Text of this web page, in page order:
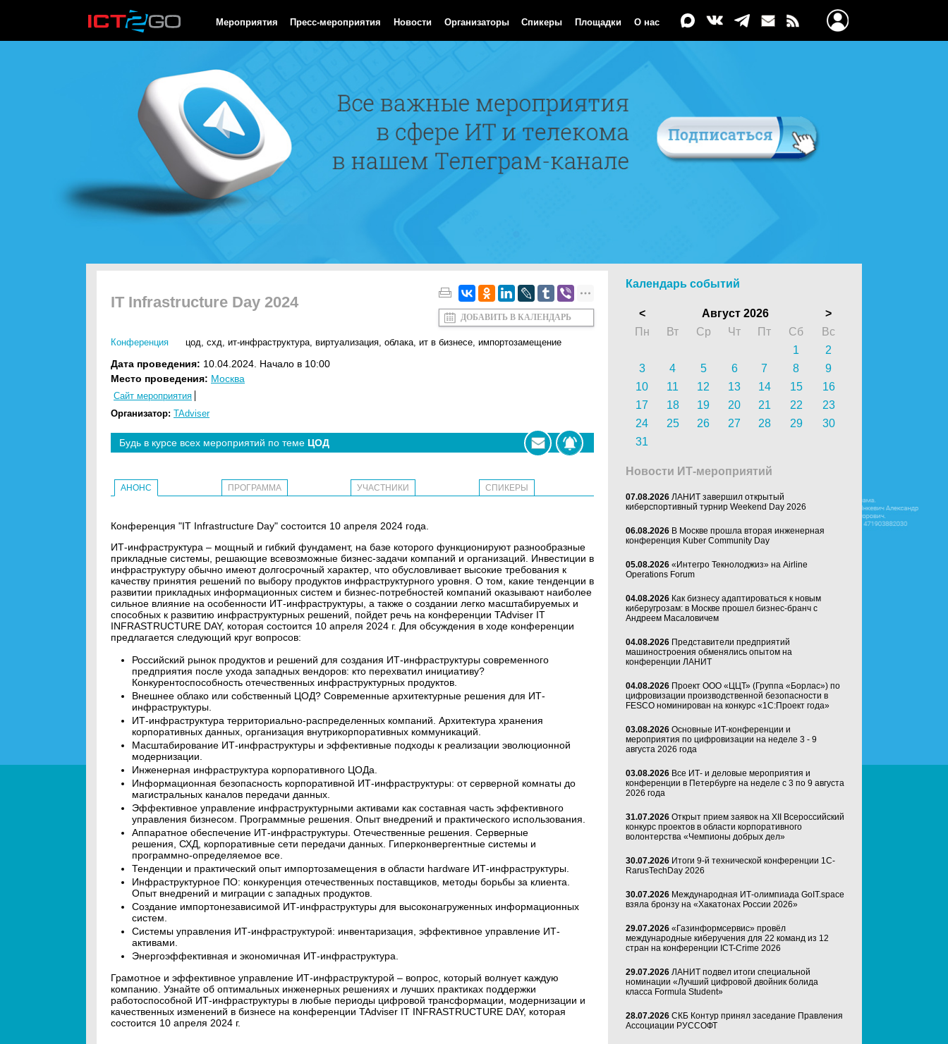
Мероприятия Пресс-мероприятия Новости Организаторы Спикеры Площадки О нас
IT Infrastructure Day 2024
ДОБАВИТЬ В КАЛЕНДАРЬ
Конференция цод, схд, ит-инфраструктура, виртуализация, облака, ит в бизнесе, импортозамещение
Дата проведения: 10.04.2024. Начало в 10:00
Место проведения: Москва
Сайт мероприятия
Организатор: TAdviser
Будь в курсе всех мероприятий по теме ЦОД
АНОНС ПРОГРАММА УЧАСТНИКИ СПИКЕРЫ
Конференция "IT Infrastructure Day" состоится 10 апреля 2024 года.
ИТ-инфраструктура – мощный и гибкий фундамент, на базе которого функционируют разнообразные
прикладные системы, решающие всевозможные бизнес-задачи компаний и организаций. Инвестиции в
инфраструктуру обычно имеют долгосрочный характер, что обусловливает высокие требования к
качеству принятия решений по выбору продуктов инфраструктурного уровня. О том, какие тенденции в
развитии прикладных информационных систем и бизнес-потребностей компаний оказывают наиболее
сильное влияние на особенности ИТ-инфраструктуры, а также о создании легко масштабируемых и
способных к развитию инфраструктурных решений, пойдет речь на конференции TAdviser IT
INFRASTRUCTURE DAY, которая состоится 10 апреля 2024 г. Для обсуждения в ходе конференции
предлагается следующий круг вопросов:
Российский рынок продуктов и решений для создания ИТ-инфраструктуры современного
предприятия после ухода западных вендоров: кто перехватил инициативу?
Конкурентоспособность отечественных инфраструктурных продуктов.
Внешнее облако или собственный ЦОД? Современные архитектурные решения для ИТ-
инфраструктуры.
ИТ-инфраструктура территориально-распределенных компаний. Архитектура хранения
корпоративных данных, организация внутрикорпоративных коммуникаций.
Масштабирование ИТ-инфраструктуры и эффективные подходы к реализации эволюционной
модернизации.
Инженерная инфраструктура корпоративного ЦОДа.
Информационная безопасность корпоративной ИТ-инфраструктуры: от серверной комнаты до
магистральных каналов передачи данных.
Эффективное управление инфраструктурными активами как составная часть эффективного
управления бизнесом. Программные решения. Опыт внедрений и практического использования.
Аппаратное обеспечение ИТ-инфраструктуры. Отечественные решения. Серверные
решения, СХД, корпоративные сети передачи данных. Гиперконвергентные системы и
программно-определяемое все.
Тенденции и практический опыт импортозамещения в области hardware ИТ-инфраструктуры.
Инфраструктурное ПО: конкуренция отечественных поставщиков, методы борьбы за клиента.
Опыт внедрений и миграции с западных продуктов.
Создание импортонезависимой ИТ-инфраструктуры для высоконагруженных информационных
систем.
Системы управления ИТ-инфраструктурой: инвентаризация, эффективное управление ИТ-
активами.
Энергоэффективная и экономичная ИТ-инфраструктура.
Грамотное и эффективное управление ИТ-инфраструктурой – вопрос, который волнует каждую
компанию. Узнайте об оптимальных инженерных решениях и лучших практиках поддержки
работоспособной ИТ-инфраструктуры в любые периоды цифровой трансформации, модернизации и
качественных изменений в бизнесе на конференции TAdviser IT INFRASTRUCTURE DAY, которая
состоится 10 апреля 2024 г.
Календарь событий
< Август 2026
>
Пн
Вт Ср Чт Пт Сб
Вс
1
2
3
4 5 6 7 8
9
10
11 12 13 14 15
16
17
18 19 20 21 22
23
24
25 26 27 28 29
30
31
Новости ИТ-мероприятий
07.08.2026 ЛАНИТ завершил открытый
киберспортивный турнир Weekend Day 2026
06.08.2026 В Москве прошла вторая инженерная
конференция Kuber Community Day
05.08.2026 «Интегро Текнолоджиз» на Airline
Operations Forum
04.08.2026 Как бизнесу адаптироваться к новым
киберугрозам: в Москве прошел бизнес-бранч с
Андреем Масаловичем
04.08.2026 Представители предприятий
машиностроения обменялись опытом на
конференции ЛАНИТ
04.08.2026 Проект ООО «ЦЦТ» (Группа «Борлас») по
цифровизации производственной безопасности в
FESCO номинирован на конкурс «1С:Проект года»
03.08.2026 Основные ИТ-конференции и
мероприятия по цифровизации на неделе 3 - 9
августа 2026 года
03.08.2026 Все ИТ- и деловые мероприятия и
конференции в Петербурге на неделе с 3 по 9 августа
2026 года
31.07.2026 Открыт прием заявок на XII Всероссийский
конкурс проектов в области корпоративного
волонтерства «Чемпионы добрых дел»
30.07.2026 Итоги 9-й технической конференции 1C-
RarusTechDay 2026
30.07.2026 Международная ИТ-олимпиада GoIT.space
взяла бронзу на «Хакатонах России 2026»
29.07.2026 «Газинформсервис» провёл
международные киберучения для 22 команд из 12
стран на конференции ICT-Crime 2026
29.07.2026 ЛАНИТ подвел итоги специальной
номинации «Лучший цифровой двойник болида
класса Formula Student»
28.07.2026 СКБ Контур принял заседание Правления
Ассоциации РУССОФТ